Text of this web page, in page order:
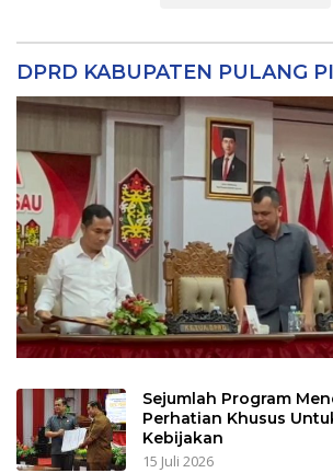
DPRD KABUPATEN PULANG
Sejumlah Program
Perhatian Khusus
Kebijakan
15 Juli 2026